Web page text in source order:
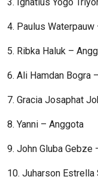
3. Ignatius Yogo
4. Paulus Waterpauw
5. Ribka Haluk –
6. Ali Hamdan Bogra
7. Gracia Josaphat
8. Yanni – Anggota
9. John Gluba Gebze
10. Juharson